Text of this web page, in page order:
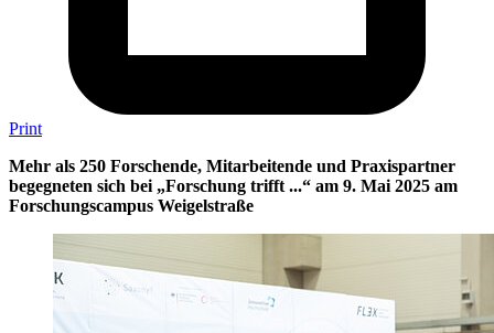
Print
Mehr als 250 Forschende, Mitarbeitende und Praxispartner
begegneten sich bei „Forschung trifft ...“ am 9. Mai 2025 am
Forschungscampus Weigelstraße